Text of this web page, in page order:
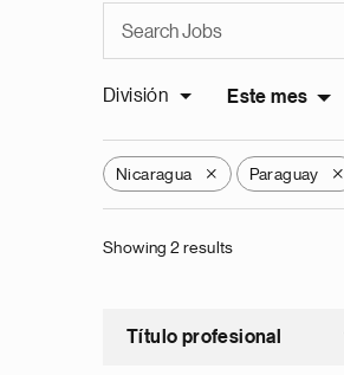
División Este mes
Nicaragua X Paraguay X
Showing 2 results
Título profesional